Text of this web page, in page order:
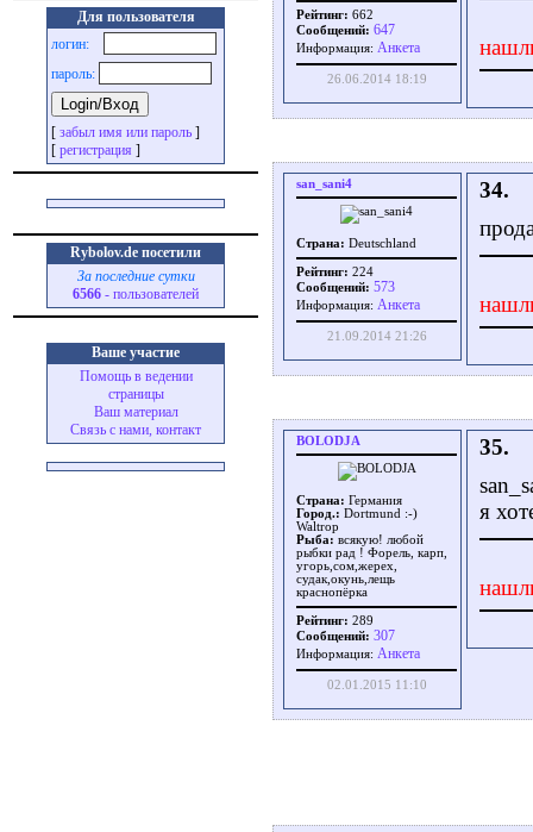
Для пользователя
логин:
пароль:
[ забыл имя или пароль ]
[ регистрация ]
Rybolov.de посетили
За последние сутки
6566 - пользователей
Ваше участие
Помощь в ведении
страницы
Ваш материал
Связь с нами, контакт
Рейтинг: 662
Сообщений: 647
Информация: Aнкета
26.06.2014 18:19
san_sani4
Страна: Deutschland
Рейтинг: 224
Сообщений: 573
Информация: Aнкета
21.09.2014 21:26
34.
BOLODJA
Страна: Германия
Город.: Dortmund :-)
Waltrop
Рыба: всякую! любой
рыбки рад ! Форель, карп,
угорь,сом,жерех,
судак,окунь,лещь
краснопёрка
Рейтинг: 289
Сообщений: 307
Информация: Aнкета
02.01.2015 11:10
35.
я